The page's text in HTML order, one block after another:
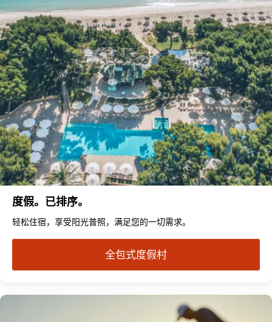
度假。已排序。
轻松住宿，享受阳光普照，满足您的一切需求。
全包式度假村